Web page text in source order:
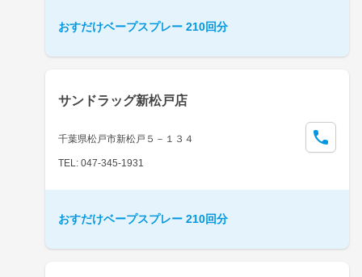
おすだけベープスプレー 210回分
サンドラッグ新松戸店
千葉県松戸市新松戸５－１３４
TEL: 047-345-1931
おすだけベープスプレー 210回分